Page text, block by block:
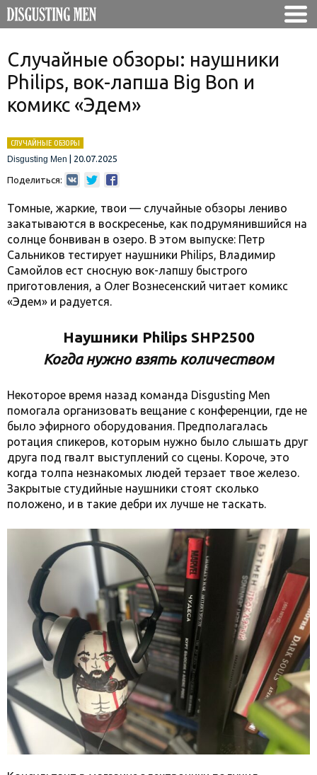
Случайные обзоры: наушники
Philips, вок-лапша Big Bon и
комикс «Эдем»
СЛУЧАЙНЫЕ ОБЗОРЫ
Disgusting Men
20.07.2025
Поделиться:
Томные, жаркие, твои — случайные обзоры лениво
закатываются в воскресенье, как подрумянившийся на
солнце бонвиван в озеро. В этом выпуске: Петр
Сальников тестирует наушники Philips, Владимир
Самойлов ест сносную вок-лапшу быстрого
приготовления, а Олег Вознесенский читает комикс
«Эдем» и радуется.
Наушники Philips SHP2500
Когда нужно взять количеством
Некоторое время назад команда Disgusting Men
помогала организовать вещание с конференции, где не
было эфирного оборудования. Предполагалась
ротация спикеров, которым нужно было слышать друг
друга под гвалт выступлений со сцены. Короче, это
когда толпа незнакомых людей терзает твое железо.
Закрытые студийные наушники стоят сколько
положено, и в такие дебри их лучше не таскать.